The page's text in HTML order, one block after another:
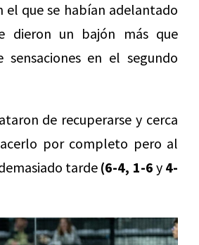
el que se habían adelantado
dieron un bajón más que
sensaciones en el segundo
de recuperarse y cerca
por completo pero al
tarde(6-4, 1-6 y 4-